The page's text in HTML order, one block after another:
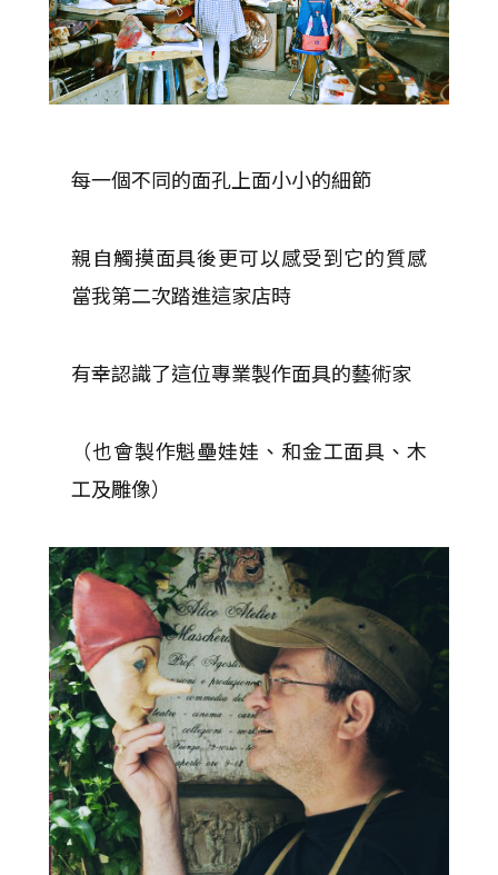
每一個不同的面孔上面小小的細節
親自觸摸面具後更可以感受到它的質感
當我第二次踏進這家店時
有幸認識了這位專業製作面具的藝術家
（也會製作魁壘娃娃、和金工面具、木
工及雕像）